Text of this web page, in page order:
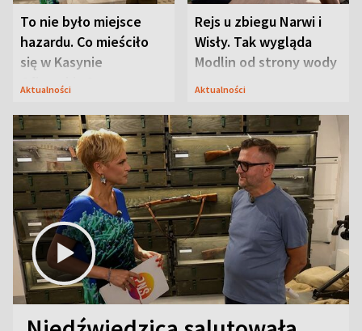
To nie było miejsce
hazardu. Co mieściło
się w Kasynie
Oficerskim?
Aktualności
Rejs u zbiegu Narwi i
Wisły. Tak wygląda
Modlin od strony wody
Aktualności